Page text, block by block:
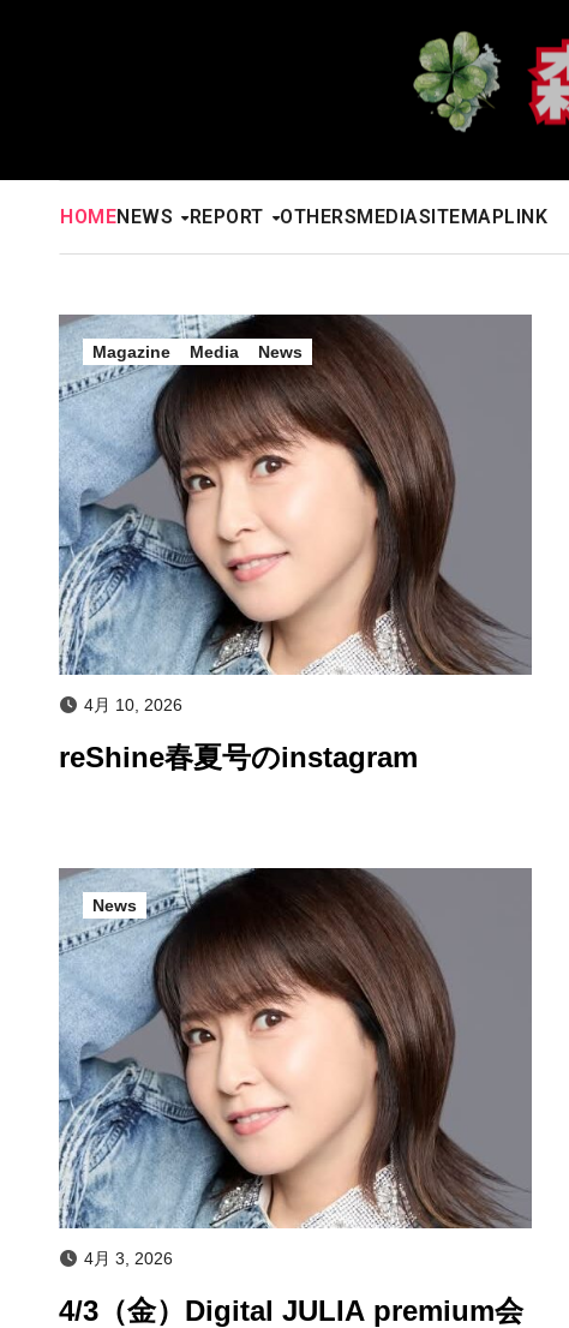
ッ
HOMENEWS REPORT OTHERSMEDIASITEMAPLINK
Magazine Media News
4月 10, 2026
reShine春夏号のinstagram
News
4月 3, 2026
4/3（金）Digital JULIA premium会